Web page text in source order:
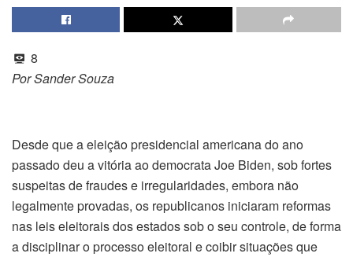
8
Por Sander Souza
Desde que a eleição presidencial americana do ano
passado deu a vitória ao democrata Joe Biden, sob fortes
suspeitas de fraudes e irregularidades, embora não
legalmente provadas, os republicanos iniciaram reformas
nas leis eleitorais dos estados sob o seu controle, de forma
a disciplinar o processo eleitoral e coibir situações que